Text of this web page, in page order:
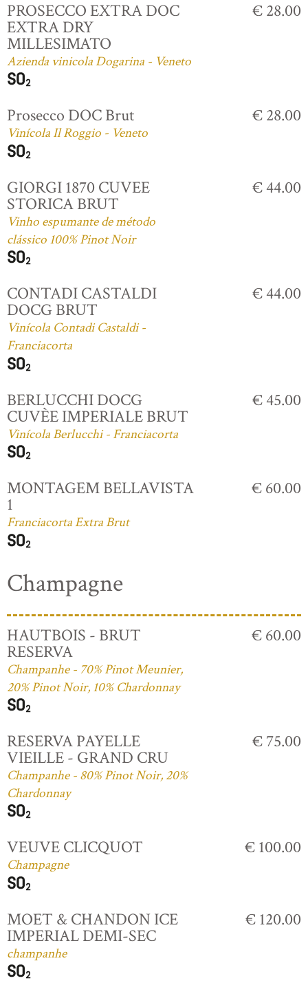
PROSECCO EXTRA DOC
EXTRA DRY
MILLESIMATO
Azienda vinicola Dogarina - Veneto
€ 28.00
Prosecco DOC Brut
Vinícola Il Roggio - Veneto
€ 28.00
GIORGI 1870 CUVEE
STORICA BRUT
Vinho espumante de método
clássico 100% Pinot Noir
€ 44.00
CONTADI CASTALDI
DOCG BRUT
Vinícola Contadi Castaldi -
Franciacorta
€ 44.00
BERLUCCHI DOCG
CUVÈE IMPERIALE BRUT
Vinícola Berlucchi - Franciacorta
€ 45.00
MONTAGEM BELLAVISTA
1
Franciacorta Extra Brut
€ 60.00
Champagne
HAUTBOIS - BRUT
RESERVA
Champanhe - 70% Pinot Meunier,
20% Pinot Noir, 10% Chardonnay
€ 60.00
RESERVA PAYELLE
VIEILLE - GRAND CRU
Champanhe - 80% Pinot Noir, 20%
Chardonnay
€ 75.00
VEUVE CLICQUOT
Champagne
€ 100.00
MOET & CHANDON ICE
IMPERIAL DEMI-SEC
champanhe
€ 120.00